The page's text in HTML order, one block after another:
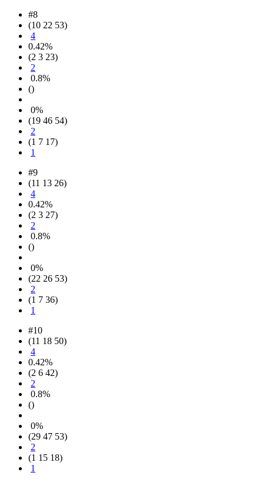
#8
(10 22 53)
4
0.42%
(2 3 23)
2
0.8%
()
0%
(19 46 54)
2
(1 7 17)
1
#9
(11 13 26)
4
0.42%
(2 3 27)
2
0.8%
()
0%
(22 26 53)
2
(1 7 36)
1
#10
(11 18 50)
4
0.42%
(2 6 42)
2
0.8%
()
0%
(29 47 53)
2
(1 15 18)
1